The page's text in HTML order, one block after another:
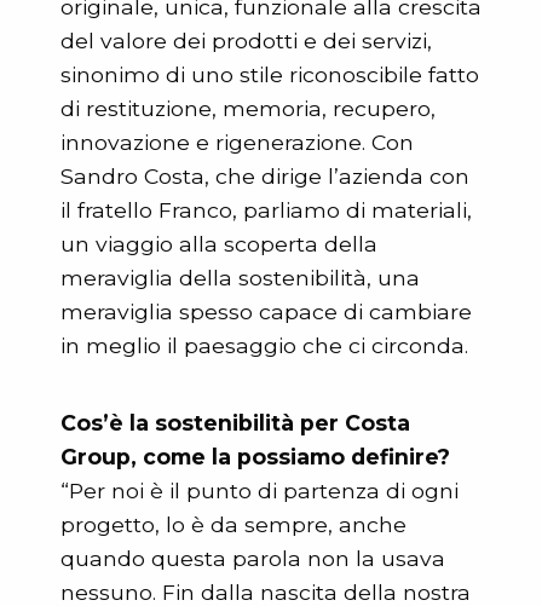
originale, unica, funzionale alla crescita
del valore dei prodotti e dei servizi,
sinonimo di uno stile riconoscibile fatto
di restituzione, memoria, recupero,
innovazione e rigenerazione. Con
Sandro Costa, che dirige l’azienda con
il fratello Franco, parliamo di materiali,
un viaggio alla scoperta della
meraviglia della sostenibilità, una
meraviglia spesso capace di cambiare
in meglio il paesaggio che ci circonda.
Cos’è la sostenibilità per Costa
Group, come la possiamo definire?
“Per noi è il punto di partenza di ogni
progetto, lo è da sempre, anche
quando questa parola non la usava
nessuno. Fin dalla nascita della nostra